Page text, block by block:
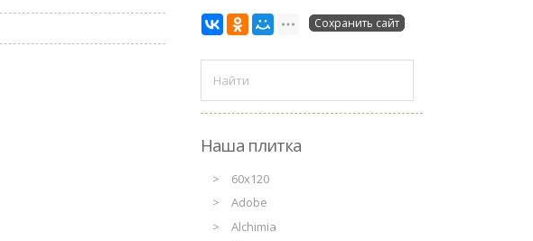
Сохранить сайт
Наша плитка
60x120
Adobe
Alchimia